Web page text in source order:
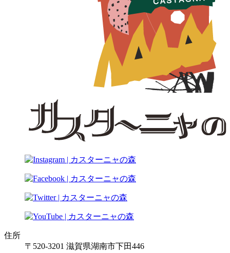
住所
〒520-3201 滋賀県湖南市下田446